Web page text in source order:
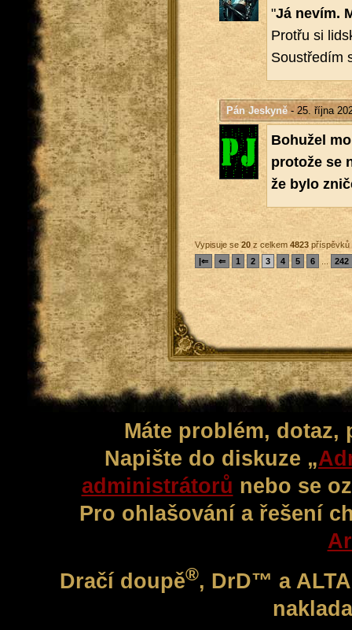
"Já nevím.
Pro­třu si
Sou­stře­dím
Pán Jeskyně- 25. října
Bo­hu­žel
pro­to­že se
že bylo
Vypisuje se20z celkem 4823příspěvků
|⇐
⇐ 1 2 3 4 5 6 242
Máte problém,
Napište do diskuze „
administrátorů nebo se
Pro ohlašování a řešení
Dračí doupě®, DrD™ a